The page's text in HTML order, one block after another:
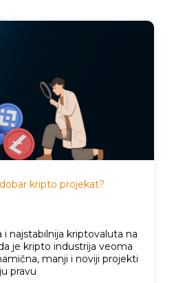
kripto projekat?
i najstabilnija kriptovaluta na
je kripto industrija veoma
manji i noviji projekti
pravu